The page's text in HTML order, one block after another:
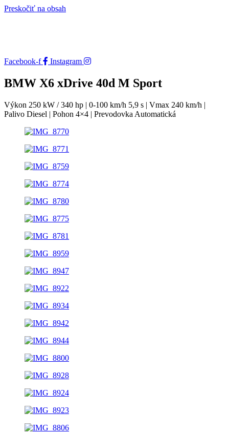
Preskočiť na obsah
Facebook-f Instagram
BMW X6 xDrive 40d M Sport
Výkon 250 kW / 340 hp | 0-100 km/h 5,9 s | Vmax 240 km/h |
Palivo Diesel | Pohon 4×4 | Prevodovka Automatická